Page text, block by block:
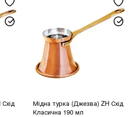
Мідна турка (Джезва) ZH Схід
Класична 190 мл